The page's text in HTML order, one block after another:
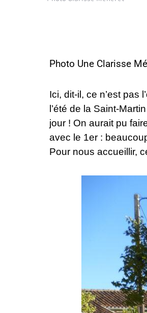
Photo Une Clarisse
Ici, dit-il, ce n’est pas
l’été de la Saint-
jour ! On aurait pu
avec le 1er :
Pour nous accueillir,